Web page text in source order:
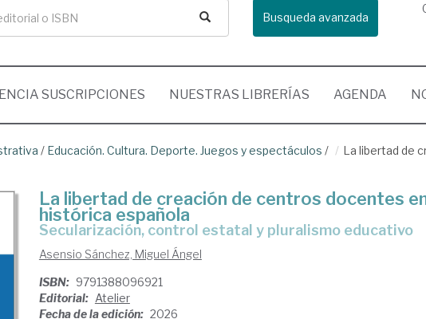
Busqueda avanzada
SUSCRIPCIONES NUESTRAS LIBRERÍAS AGENDA
/ Educación. Cultura. Deporte. Juegos y espectáculos /
La libertad de
La libertad de creación de centros docentes
histórica española
Secularización, control estatal y pluralismo educativo
Asensio Sánchez, Miguel Ángel
ISBN: 9791388096921
Editorial: Atelier
Fecha de la edición: 2026